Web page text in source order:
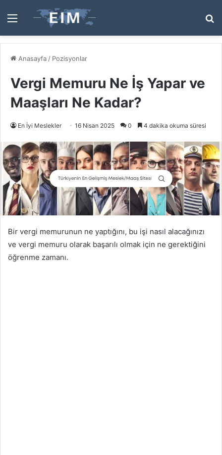
Menü
...
Anasayfa / Pozisyonlar
Vergi Memuru Ne İş Yapar ve
Maaşları Ne Kadar?
En İyi Meslekler 16 Nisan 2025 0 4 dakika okuma süresi
Bir vergi memurunun ne yaptığını, bu işi nasıl alacağınızı
ve vergi memuru olarak başarılı olmak için ne gerektiğini
öğrenme zamanı.